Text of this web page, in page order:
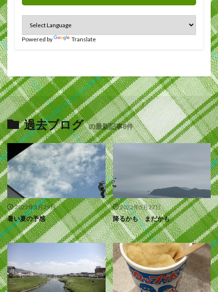
Powered by Translate
過去ブログ の最新記事8件
2022年5月29日
暑い夏の予感
2022年5月27日
降るかも まだかも